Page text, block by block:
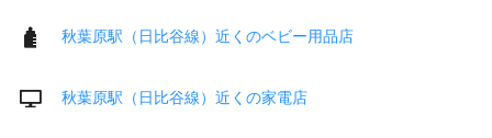
秋葉原駅（日比谷線）近くのベビー用品店
秋葉原駅（日比谷線）近くの家電店